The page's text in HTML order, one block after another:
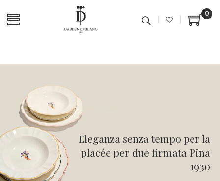
0
Eleganza senza tempo per la
placée per due firmata Pina
1930